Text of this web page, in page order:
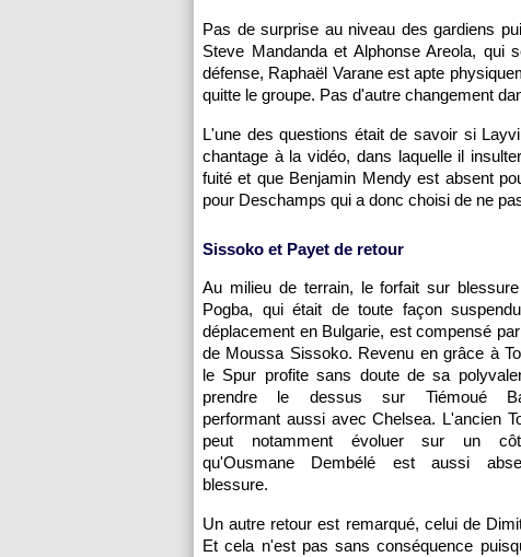
Pas de surprise au niveau des gardiens
Steve Mandanda et Alphonse Areola, qui
défense, Raphaël Varane est apte
quitte le groupe. Pas d'autre changement
L'une des questions était de savoir si
chantage à la vidéo, dans laquelle il
fuité et que Benjamin Mendy est absent
pour Deschamps qui a donc choisi de ne
Sissoko et Payet de retour
Au milieu de terrain, le forfait sur
Pogba, qui était de toute façon
déplacement en Bulgarie, est compensé
de Moussa Sissoko. Revenu en grâce à
le Spur profite sans doute de sa
prendre le dessus sur Tiémoué
performant aussi avec Chelsea. L'ancien
peut notamment évoluer sur un
qu'Ousmane Dembélé est aussi
blessure.
Un autre retour est remarqué, celui de
Et cela n'est pas sans conséquence